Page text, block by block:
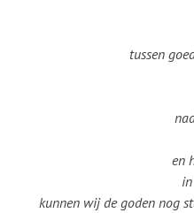
tussen
en
kunnen wij de goden nog